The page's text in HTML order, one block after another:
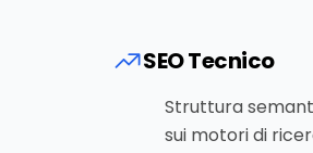
SEO Tecnico
Struttura
sui motori di